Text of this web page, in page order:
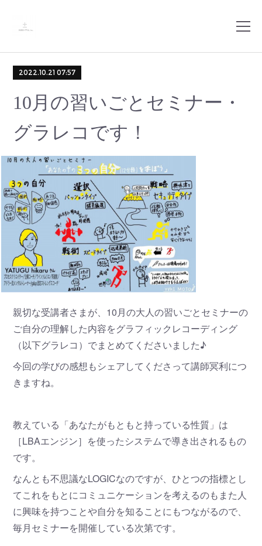
2022.10.21 07:57
10月の習いごとセミナー・
グラレコです！
親切な受講者さまが、10月の大人の習いごとセミナーの
ご自分の理解した内容をグラフィックレコーディング
（以下グラレコ）でまとめてくださいました♪
今回の学びの感想もシェアしてくださって講師冥利につ
きますね。
教えている「あなたがもともと持っている性質」は
［LBAエンジン］を使ったシステムで導き出されるもの
です。
なんとも不思議なLOGICなのですが、ひとつの指標とし
てこれをもとにコミュニケーションを考えるのもまた人
に興味を持つことや自分を知ることにもつながるので、
毎月セミナーを開催している次第です。